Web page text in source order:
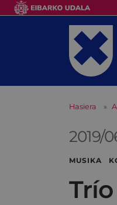
Hasiera
2019/
MUSIKA